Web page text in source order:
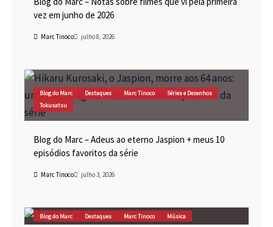
vez em junho de 2026
Marc Tinoco julho 8, 2026
Blog do Marc Destaques Marc Tinoco
Séries e Desenhos
Tokusatsu
Blog do Marc – Adeus ao eterno Jaspion + meus 10
episódios favoritos da série
Marc Tinoco julho 3, 2026
Blog do Marc Destaques Marc Tinoco Música